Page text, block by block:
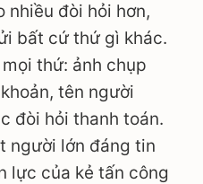
nhiều đòi hỏi hơn,
bất cứ thứ gì khác.
thứ: ảnh chụp
tên người
đòi hỏi thanh toán.
người lớn đáng tin
lực của kẻ tấn công